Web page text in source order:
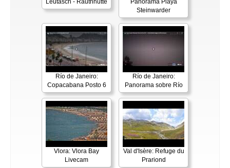
Leutasch - Rauthhütte
Panorama Playa
Steinwarder
Río de Janeiro:
Copacabana Posto 6
Río de Janeiro:
Panorama sobre Río
Vlora: Vlora Bay
Livecam
Val d'Isère: Refuge du
Prariond